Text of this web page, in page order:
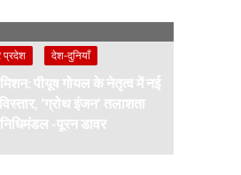
प्रदेश देश-दुनियाँ
पीयूष गोयल के नेतृत्व में नई
‘ग्रोथ इंजन’ तलाशता
-पूरन डावर